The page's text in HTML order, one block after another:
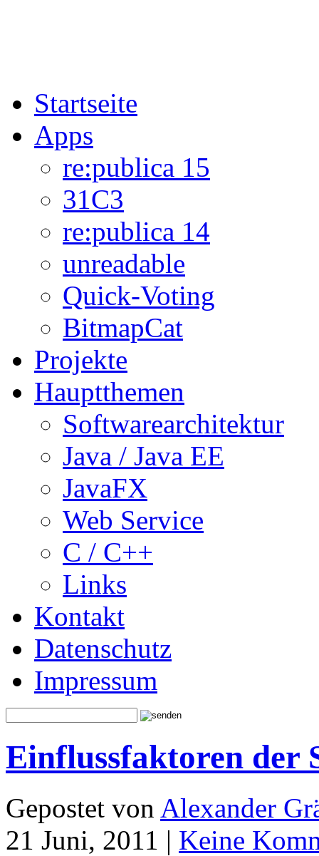
Startseite
Apps
re:publica 15
31C3
re:publica 14
unreadable
Quick-Voting
BitmapCat
Projekte
Hauptthemen
Softwarearchitektur
Java / Java EE
JavaFX
Web Service
C / C++
Links
Kontakt
Datenschutz
Impressum
Einflussfaktoren der
Gepostet von Alexander
21 Juni, 2011 | Keine